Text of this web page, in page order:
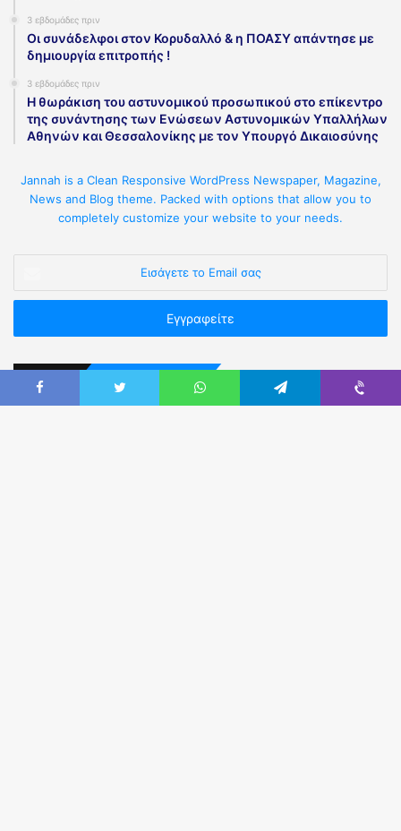
3 εβδομάδες πριν
Οι συνάδελφοι στον Κορυδαλλό & η ΠΟΑΣΥ απάντησε με
δημιουργία επιτροπής !
3 εβδομάδες πριν
Η θωράκιση του αστυνομικού προσωπικού στο επίκεντρο
της συνάντησης των Ενώσεων Αστυνομικών Υπαλλήλων
Αθηνών και Θεσσαλονίκης με τον Υπουργό Δικαιοσύνης
Jannah is a Clean Responsive WordPress Newspaper, Magazine,
News and Blog theme. Packed with options that allow you to
completely customize your website to your needs.
Επικοινωνήστε Μαζί μας